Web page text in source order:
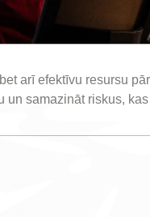
arī efektīvu resursu
samazināt riskus,